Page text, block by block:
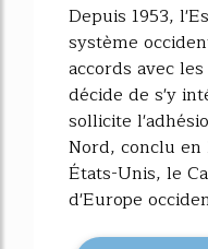
Depuis 1953,
système
accords avec
décide de s'y
sollicite
Nord, conclu en
États-Unis, le
d'Europe